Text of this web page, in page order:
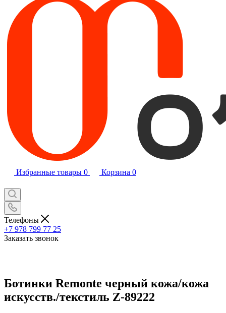
Избранные товары 0 Корзина 0
Телефоны
+7 978 799 77 25
Заказать звонок
Ботинки Remonte черный кожа/кожа
искусств./текстиль Z-89222